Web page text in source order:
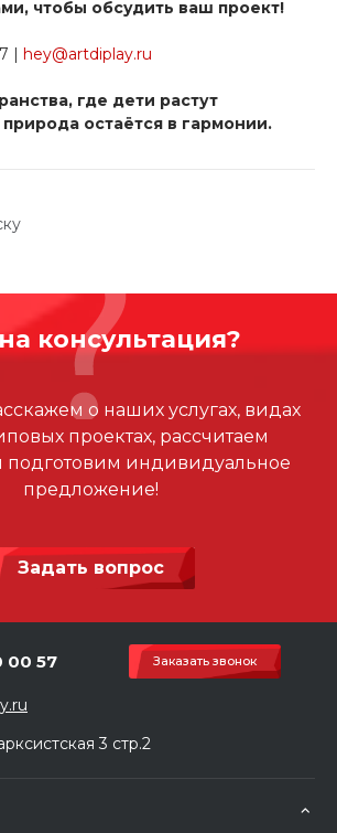
чтобы обсудить ваш проект!
| hey@artdiplay.ru
где дети растут
остаётся в гармонии.
консультация?
о наших услугах, видах
проектах, рассчитаем
подготовим индивидуальное
предложение!
Задать вопрос
00 57 Заказать звонок
3 стр.2